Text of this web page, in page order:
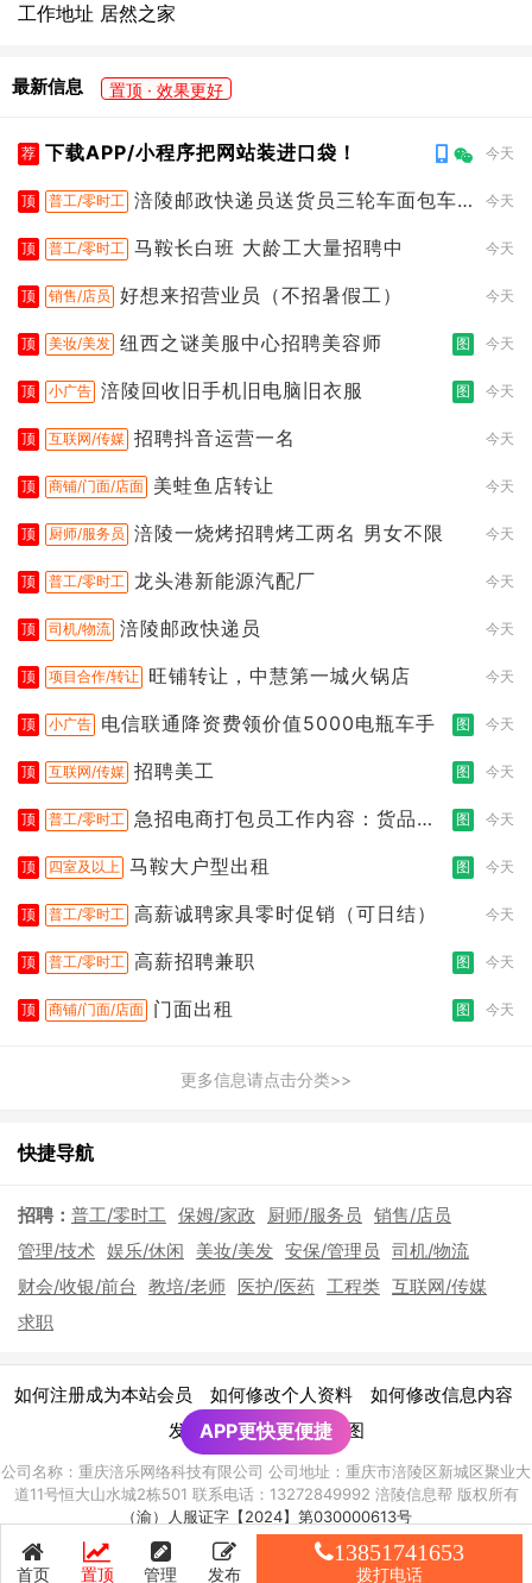
工作地址 居然之家
最新信息 置顶 · 效果更好
荐 下载APP/小程序把网站装进口袋！ 今天
顶 普工/零时工 涪陵邮政快递员送货员三轮车面包车
今天
顶 普工/零时工 马鞍长白班 大龄工大量招聘中 今天
顶 销售/店员 好想来招营业员（不招暑假工） 今天
顶 美妆/美发 纽西之谜美服中心招聘美容师 图 今天
顶 小广告 涪陵回收旧手机旧电脑旧衣服 图 今天
顶 互联网/传媒 招聘抖音运营一名 今天
顶 商铺/门面/店面 美蛙鱼店转让 今天
顶 厨师/服务员 涪陵一烧烤招聘烤工两名 男女不限 今天
顶 普工/零时工 龙头港新能源汽配厂 今天
顶 司机/物流 涪陵邮政快递员 今天
顶 项目合作/转让 旺铺转让，中慧第一城火锅店 今天
顶 小广告 电信联通降资费领价值5000电瓶车手 图 今天
顶 互联网/传媒 招聘美工 图 今天
顶 普工/零时工 急招电商打包员工作内容：货品分
图 今天
顶 四室及以上 马鞍大户型出租 图 今天
顶 普工/零时工 高薪诚聘家具零时促销（可日结） 今天
顶 普工/零时工 高薪招聘兼职 图 今天
顶 商铺/门面/店面 门面出租 图 今天
更多信息请点击分类>>
快捷导航
招聘： 普工/零时工 保姆/家政 厨师/服务员 销售/店员
管理/技术 娱乐/休闲 美妆/美发 安保/管理员 司机/物流
财会/收银/前台 教培/老师 医护/医药 工程类 互联网/传媒
求职
如何注册成为本站会员 如何修改个人资料 如何修改信息内容
发布广告须知 | 网站地图
公司名称：重庆涪乐网络科技有限公司 公司地址：重庆市涪陵区新城区聚业大
道11号恒大山水城2栋501 联系电话：13272849992 涪陵信息帮 版权所有
（渝）人服证字【2024】第030000613号
渝ICP备2021010928号-8
APP更快更便捷
首页 置顶 管理 发布
13851741653
拨打电话